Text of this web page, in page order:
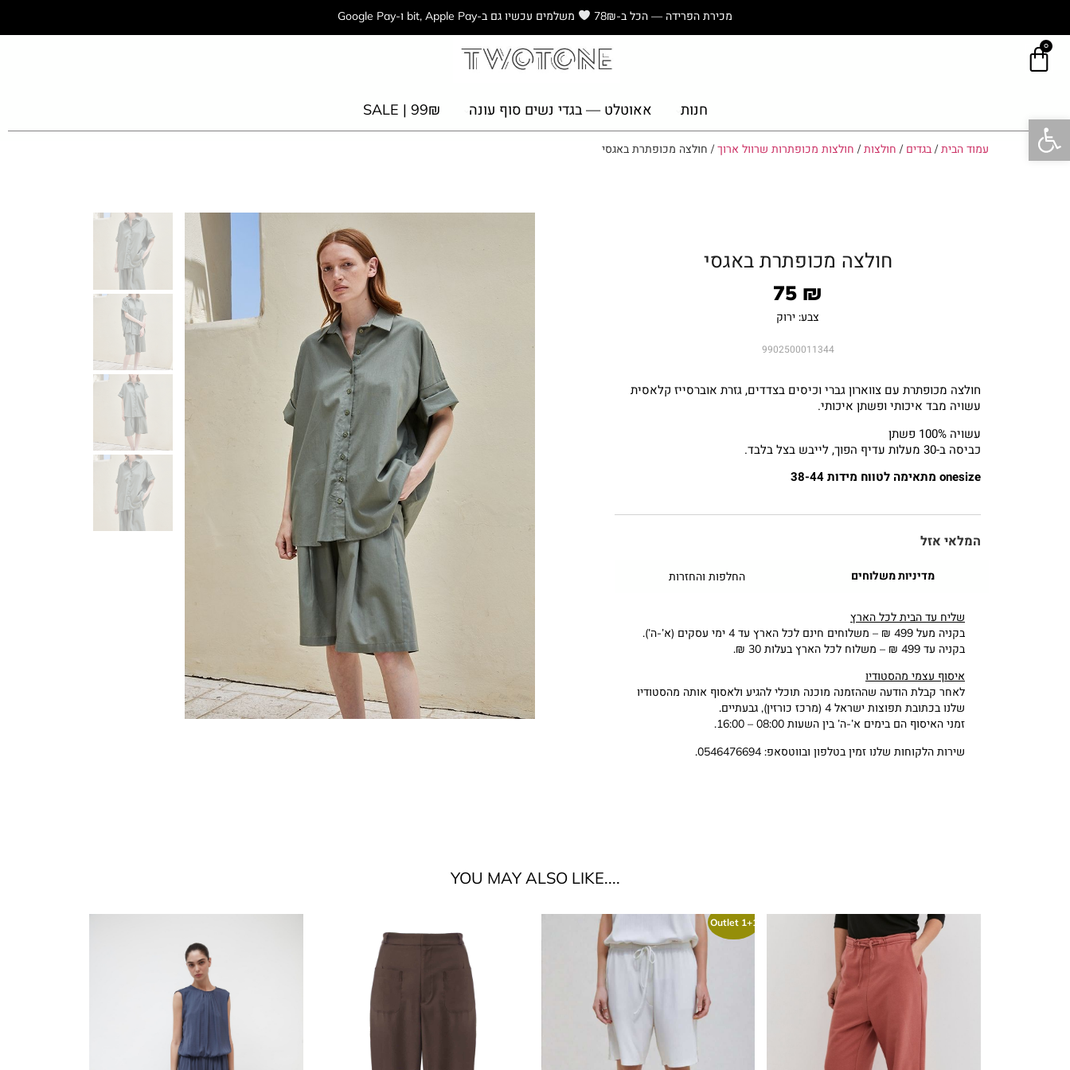
מכירת הפרידה — הכל ב-78₪ משלמים עכשיו גם ב-bit, Apple Pay ו-Google Pay
0
חנות אאוטלט — בגדי נשים סוף עונה ₪SALE | 99
עמוד הבית/ בגדים / חולצות/ חולצות מכופתרות שרוול ארוך/ חולצה מכופתרת באגסי
חולצה מכופתרת באגסי
75 ₪
צבע: ירוק
9902500011344
חולצה מכופתרת עם צווארון גברי וכיסים בצדדים, גזרת אוברסייז קלאסית
עשויה מבד איכותי ופשתן איכותי.
עשויה 100% פשתן
כביסה ב-30 מעלות עדיף הפוך, לייבש בצל בלבד.
onesize מתאימה לטווח מידות 38-44
המלאי אזל
מדיניות משלוחים החלפות והחזרות
שליח עד הבית לכל הארץ
בקניה מעל 499 ₪ – משלוחים חינם לכל הארץ עד 4 ימי עסקים (א’-ה’).
בקניה עד 499 ₪ – משלוח לכל הארץ בעלות 30 ₪.
איסוף עצמי מהסטודיו
לאחר קבלת הודעה שההזמנה מוכנה תוכלי להגיע ולאסוף אותה מהסטודיו
שלנו בכתובת תפוצות ישראל 4 (מרכז כורזין), גבעתיים.
זמני האיסוף הם בימים א’-ה’ בין השעות 08:00 – 16:00.
שירות הלקוחות שלנו זמין בטלפון ובווטסאפ: 0546476694.
....YOU MAY ALSO LIKE
Outlet 1+1
פתח סרגל נגישות